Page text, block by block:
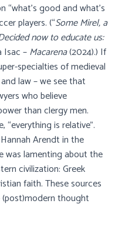
“what’s good and what’s
players. (“Some Mirel, a
now to educate us:
Isac –Macarena(2024).) If
specialties of medieval
law – we see that
who believe
than clergy men.
is relative”.
Arendt in the
was lamenting about the
civilization: Greek
faith. These sources
thought